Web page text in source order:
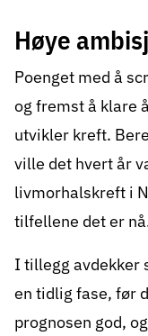
Høye
Poenget med å
og fremst å klare
utvikler kreft.
ville det hvert år
livmorhalskreft i
tilfellene det er
I tillegg avdekker
en tidlig fase, før
prognosen god,